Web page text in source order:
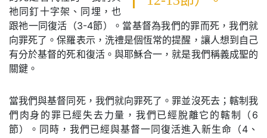
祂同釘十字架、同埋，也
跟祂一同復活（3-4節）。當基督為我們的罪而死，我們就
向罪死了。保羅表示，洗禮是個恆常的提醒，讓人想到自己
有分於基督的死和復活。與耶穌合一，就是我們稱義成聖的
關鍵。
當我們與基督同死，我們就向罪死了。罪並沒死去；轄制我
們肉身的罪已經失去力量，我們已經脫離它的轄制（6
節）。同時，我們已經與基督一同復活進入新生命（4、